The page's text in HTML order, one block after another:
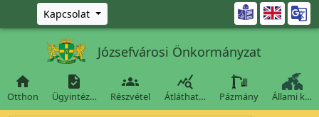
Ugrás a fő tartalomra
Kapcsolat 
Józsefvárosi Önkormányzat

Otthon

Ügyintéz…

Részvétel

Átláthat… Pázmány Állami k…